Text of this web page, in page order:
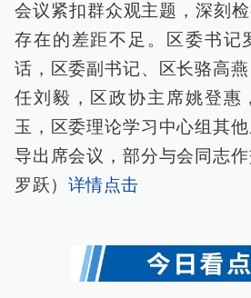
会议紧扣群众观主题，深刻
存在的差距不足。区委书记
话，区委副书记、区长骆高
任刘毅，区政协主席姚登惠
玉，区委理论学习中心组其
导出席会议，部分与会同志
罗跃） 详情点击